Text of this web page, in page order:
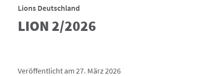
Lions Deutschland
LION 2/2026
Veröffentlicht am 27. März 2026